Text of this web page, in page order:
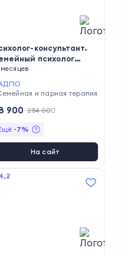
консультант.
психолог
месяцев
и парная терапия
900 254 000
-7%
На сайт